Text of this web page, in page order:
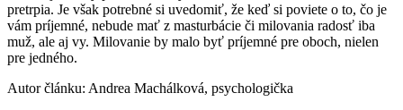
pretrpia. Je však potrebné si uvedomiť, že keď si poviete o to, čo je
vám príjemné, nebude mať z masturbácie či milovania radosť iba
muž, ale aj vy. Milovanie by malo byť príjemné pre oboch, nielen
pre jedného.
Autor článku: Andrea Machálková, psychologička